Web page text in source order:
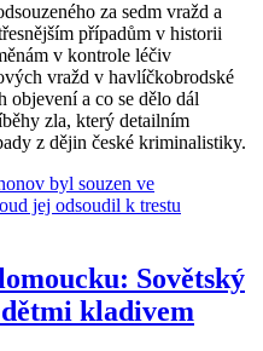
za sedm vražd a
případům v historii
v kontrole léčiv
vražd v havlíčkobrodské
objevení a co se dělo dál
zla, který detailním
z dějin české kriminalistiky.
Sovětský
kladivem